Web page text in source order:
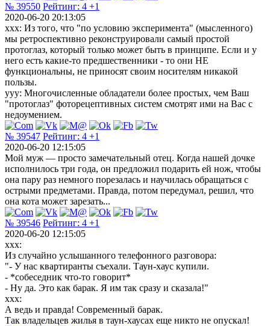
№ 39550 Рейтинг: 4 +1
2020-06-20 20:13:05
xxx: Из того, что "по условию эксперимента" (мысленного)
мы ретроспективно реконструировали самый простой
протоглаз, который только может быть в принципе. Если и у
него есть какие-то предшественники - то они НЕ
функциональны, не приносят своим носителям никакой
пользы.
yyy: Многочисленные обладатели более простых, чем Ваш
"протоглаз" фоторецептивных систем смотрят ими на Вас с
недоумением.
№ 39547 Рейтинг: 4 +1
2020-06-20 12:15:05
Мой муж — просто замечательный отец. Когда нашей дочке
исполнилось три года, он предложил подарить ей нож, чтобы
она пару раз немного порезалась и научилась обращаться с
острыми предметами. Правда, потом передумал, решил, что
она кота может зарезать...
№ 39546 Рейтинг: 4 +1
2020-06-20 12:15:05
xxx:
Из случайно услышанного телефонного разговора:
"- У нас квартиранты съехали. Таун-хаус купили.
- *собеседник что-то говорит*
- Ну да. Это как барак. Я им так сразу и сказала!"
xxx:
А ведь и правда! Современный барак.
Так владельцев жилья в таун-хаусах еще никто не опускал!